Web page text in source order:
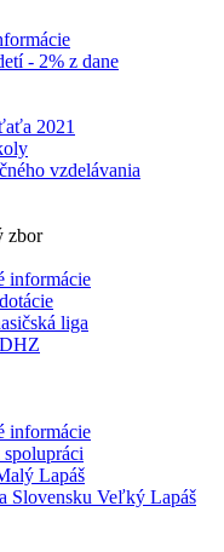
- 2% z dane
2021
vzdelávania
zbor
informácie
liga
informácie
Lapáš
Slovensku Veľký Lapáš